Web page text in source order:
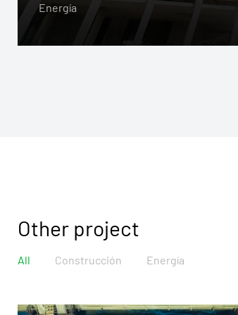
Energía
Other project
All Construcción Energía